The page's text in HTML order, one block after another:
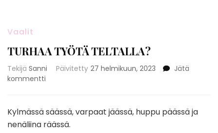
Vaalit
TURHAA TYÖTÄ TELTALLA?
Tekijä Sanni Päivitetty 27 helmikuun, 2023
Jätä
kommentti
TELTALLA?
Kylmässä säässä, varpaat jäässä, huppu päässä ja
nenäliina räässä.